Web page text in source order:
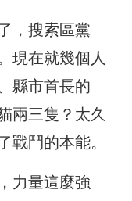
，搜索區黨
現在就幾個人
縣市首長的
兩三隻？太久
戰鬥的本能。
力量這麼強